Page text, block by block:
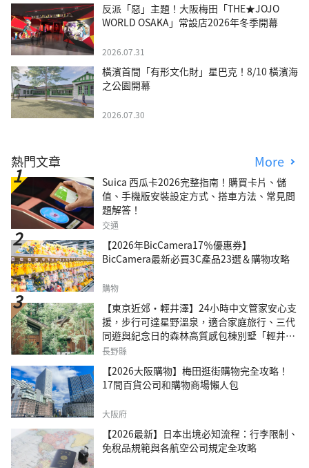
反派「惡」主題！大阪梅田「THE★JOJO
WORLD OSAKA」常設店2026年冬季開幕
2026.07.31
橫濱首間「有形文化財」星巴克！8/10 橫濱海
之公園開幕
2026.07.30
熱門文章 More
Suica 西瓜卡2026完整指南！購買卡片、儲
值、手機版安裝設定方式、搭車方法、常見問
題解答！
交通
【2026年BicCamera17％優惠券】
BicCamera最新必買3C產品23選＆購物攻略
購物
【東京近郊・輕井澤】24小時中文管家安心支
援，步行可達星野溫泉，適合家庭旅行、三代
同遊與紀念日的森林高質感包棟別墅「輕井澤
森四季VILLA」
長野縣
【2026大阪購物】梅田逛街購物完全攻略！
17間百貨公司和購物商場懶人包
大阪府
【2026最新】日本出境必知流程：行李限制、
免稅品規範與各航空公司規定全攻略